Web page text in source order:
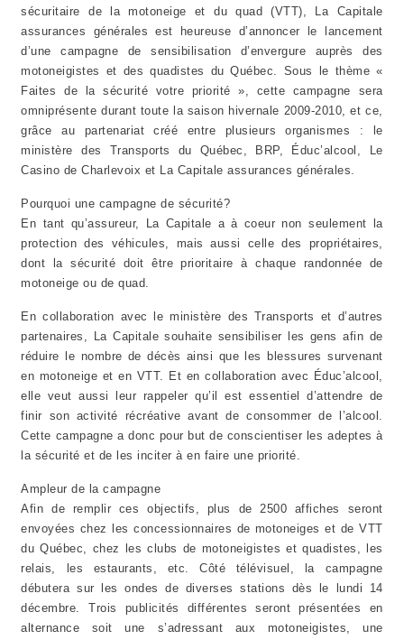
sécuritaire de la motoneige et du quad (VTT), La Capitale
assurances générales est heureuse d’annoncer le lancement
d’une campagne de sensibilisation d’envergure auprès des
motoneigistes et des quadistes du Québec. Sous le thème «
Faites de la sécurité votre priorité », cette campagne sera
omniprésente durant toute la saison hivernale 2009-2010, et ce,
grâce au partenariat créé entre plusieurs organismes : le
ministère des Transports du Québec, BRP, Éduc’alcool, Le
Casino de Charlevoix et La Capitale assurances générales.
Pourquoi une campagne de sécurité?
En tant qu’assureur, La Capitale a à coeur non seulement la
protection des véhicules, mais aussi celle des propriétaires,
dont la sécurité doit être prioritaire à chaque randonnée de
motoneige ou de quad.
En collaboration avec le ministère des Transports et d’autres
partenaires, La Capitale souhaite sensibiliser les gens afin de
réduire le nombre de décès ainsi que les blessures survenant
en motoneige et en VTT. Et en collaboration avec Éduc’alcool,
elle veut aussi leur rappeler qu’il est essentiel d’attendre de
finir son activité récréative avant de consommer de l’alcool.
Cette campagne a donc pour but de conscientiser les adeptes à
la sécurité et de les inciter à en faire une priorité.
Ampleur de la campagne
Afin de remplir ces objectifs, plus de 2500 affiches seront
envoyées chez les concessionnaires de motoneiges et de VTT
du Québec, chez les clubs de motoneigistes et quadistes, les
relais, les estaurants, etc. Côté télévisuel, la campagne
débutera sur les ondes de diverses stations dès le lundi 14
décembre. Trois publicités différentes seront présentées en
alternance soit une s’adressant aux motoneigistes, une